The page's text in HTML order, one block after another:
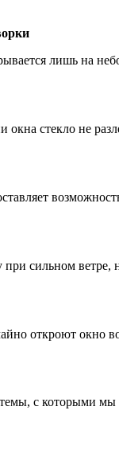
лишь на
окна стекло не
сильном ветре,
откроют окно
с которыми мы